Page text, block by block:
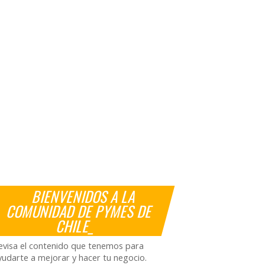
BIENVENIDOS A LA
COMUNIDAD DE PYMES DE
CHILE_
el contenido que tenemos para
a mejorar y hacer tu negocio.